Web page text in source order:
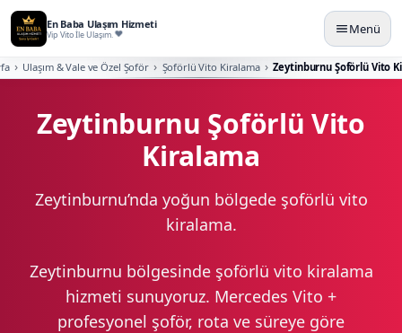
En Baba Ulaşım Hizmeti
Vip Vito İle Ulaşım. Menü
Ulaşım & Vale ve Özel Şoför Şoförlü Vito Kiralama Zeytinburnu Şoförlü Vito
Zeytinburnu Şoförlü Vito
Kiralama
Zeytinburnu’nda yoğun bölgede şoförlü vito
kiralama.
Zeytinburnu bölgesinde şoförlü vito kiralama
hizmeti sunuyoruz. Mercedes Vito +
profesyonel şoför, rota ve süreye göre